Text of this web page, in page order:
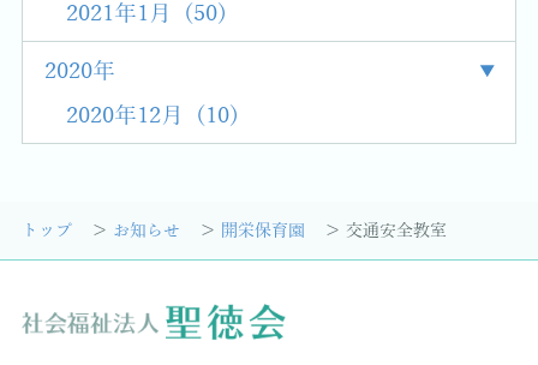
2021年1月 (50)
2020年
2020年12月 (10)
トップ お知らせ 開栄保育園 交通安全教室